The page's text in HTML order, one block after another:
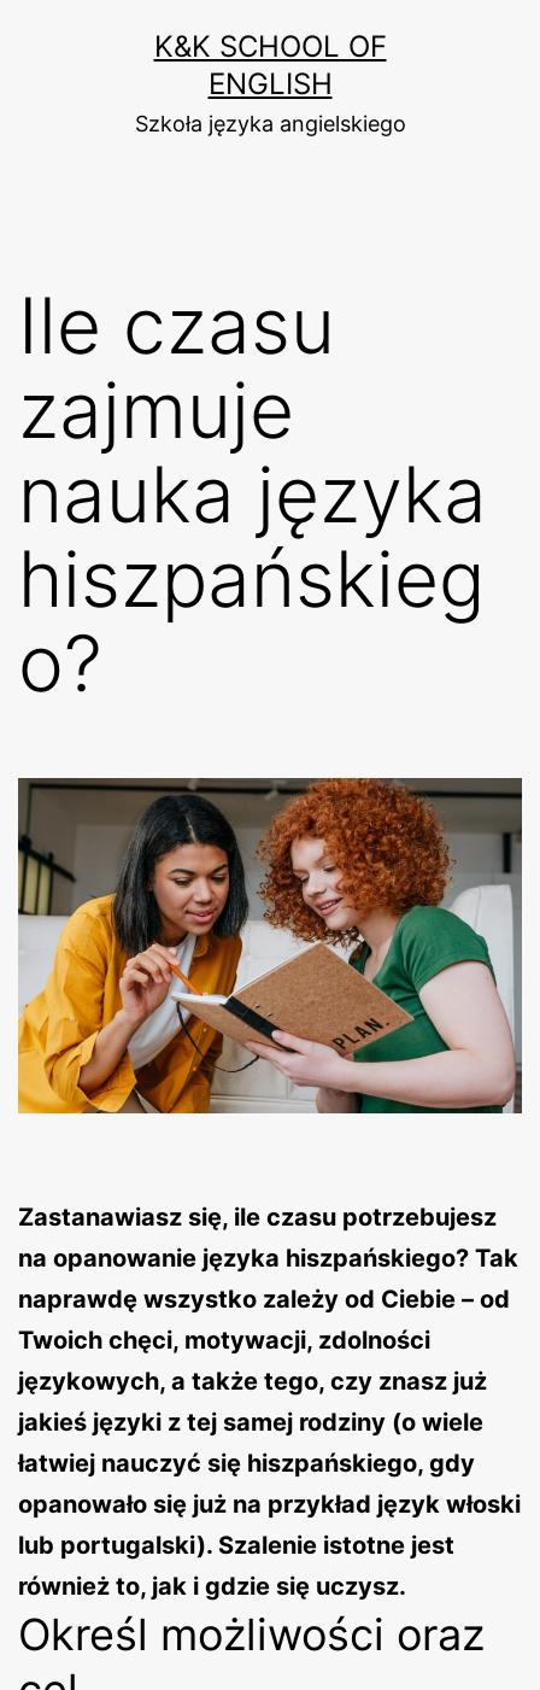
K&K SCHOOL OF
ENGLISH
Szkoła języka angielskiego
Ile czasu
zajmuje
nauka języka
hiszpańskieg
o?
Zastanawiasz się, ile czasu potrzebujesz
na opanowanie języka hiszpańskiego? Tak
naprawdę wszystko zależy od Ciebie – od
Twoich chęci, motywacji, zdolności
językowych, a także tego, czy znasz już
jakieś języki z tej samej rodziny (o wiele
łatwiej nauczyć się hiszpańskiego, gdy
opanowało się już na przykład język włoski
lub portugalski). Szalenie istotne jest
również to, jak i gdzie się uczysz.
Określ możliwości oraz